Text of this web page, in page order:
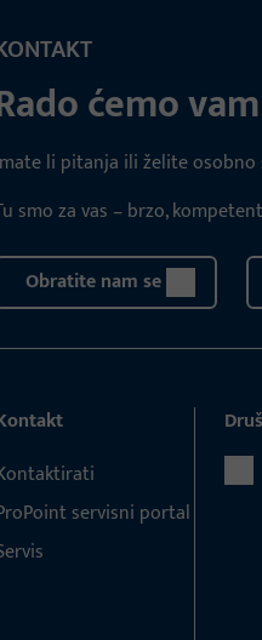
ćemo
li pitanja ili želite osobno
smo za vas – brzo,
Obratite nam se
servisni portal